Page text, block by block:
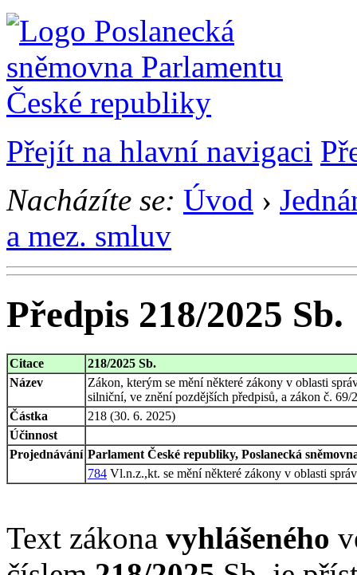
Přejít na hlavní navigaci
Nacházíte se: Úvod ›
a mez. smluv
Předpis 218/2025 Sb.
Citace
218/2025 Sb.
Název
Zákon, kterým se mění některé zákony v oblasti
silniční, ve znění pozdějších předpisů, a zákon č.
Částka
218 (30. 6. 2025)
Účinnost
Projednávání Parlament České republiky, Poslanecká
784 Vl.n.z.,kt. se mění některé zákony v oblasti
Text zákona vyhlášeného